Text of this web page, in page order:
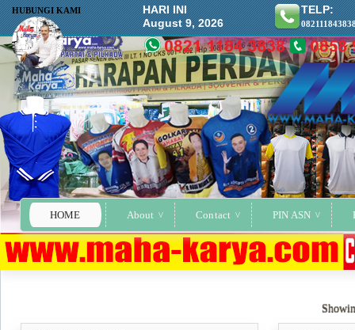
HOME About Contact PIN ASN
HUBUNGI KAMI
HARI INI
August 9, 2026
TELP: